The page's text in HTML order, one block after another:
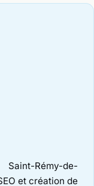
Rémy-de-
et création de